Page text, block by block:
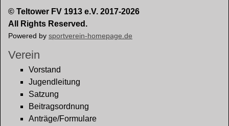
© Teltower FV 1913 e.V. 2017-2026
All Rights Reserved.
Powered by sportverein-homepage.de
Verein
Vorstand
Jugendleitung
Satzung
Beitragsordnung
Anträge/Formulare